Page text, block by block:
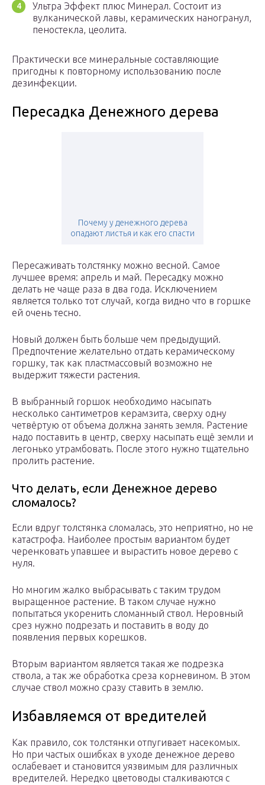
Ультра Эффект плюс Минерал. Состоит из
вулканической лавы, керамических наногранул,
пеностекла, цеолита.
Практически все минеральные составляющие
пригодны к повторному использованию после
дезинфекции.
Пересадка Денежного дерева
Почему у денежного дерева
опадают листья и как его спасти
Пересаживать толстянку можно весной. Самое
лучшее время: апрель и май. Пересадку можно
делать не чаще раза в два года. Исключением
является только тот случай, когда видно что в горшке
ей очень тесно.
Новый должен быть больше чем предыдущий.
Предпочтение желательно отдать керамическому
горшку, так как пластмассовый возможно не
выдержит тяжести растения.
В выбранный горшок необходимо насыпать
несколько сантиметров керамзита, сверху одну
четвёртую от объема должна занять земля. Растение
надо поставить в центр, сверху насыпать ещё земли и
легонько утрамбовать. После этого нужно тщательно
пролить растение.
Что делать, если Денежное дерево
сломалось?
Если вдруг толстянка сломалась, это неприятно, но не
катастрофа. Наиболее простым вариантом будет
черенковать упавшее и вырастить новое дерево с
нуля.
Но многим жалко выбрасывать с таким трудом
выращенное растение. В таком случае нужно
попытаться укоренить сломанный ствол. Неровный
срез нужно подрезать и поставить в воду до
появления первых корешков.
Вторым вариантом является такая же подрезка
ствола, а так же обработка среза корневином. В этом
случае ствол можно сразу ставить в землю.
Избавляемся от вредителей
Как правило, сок толстянки отпугивает насекомых.
Но при частых ошибках в уходе денежное дерево
ослабевает и становится уязвимым для различных
вредителей. Нередко цветоводы сталкиваются с